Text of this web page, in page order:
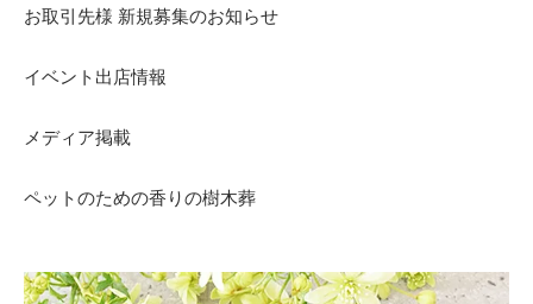
お取引先様 新規募集のお知らせ
イベント出店情報
メディア掲載
ペットのための香りの樹木葬